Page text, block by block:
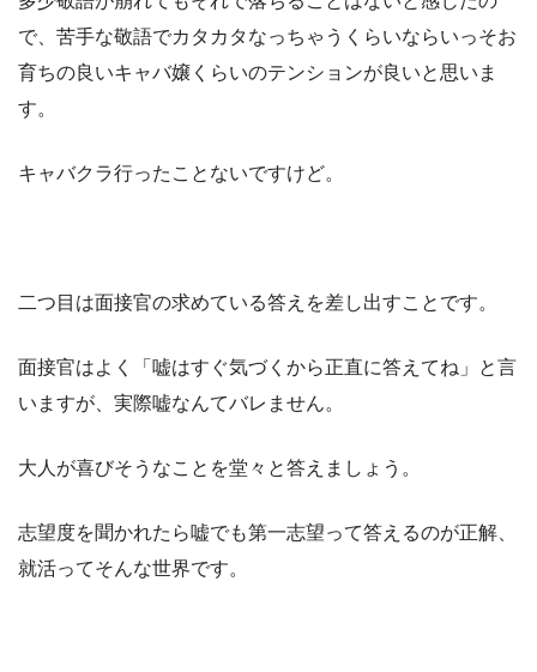
で、苦手な敬語でカタカタなっちゃうくらいならいっそお
育ちの良いキャバ嬢くらいのテンションが良いと思いま
す。
キャバクラ行ったことないですけど。
二つ目は面接官の求めている答えを差し出すことです。
面接官はよく「嘘はすぐ気づくから正直に答えてね」と言
いますが、実際嘘なんてバレません。
大人が喜びそうなことを堂々と答えましょう。
志望度を聞かれたら嘘でも第一志望って答えるのが正解、
就活ってそんな世界です。